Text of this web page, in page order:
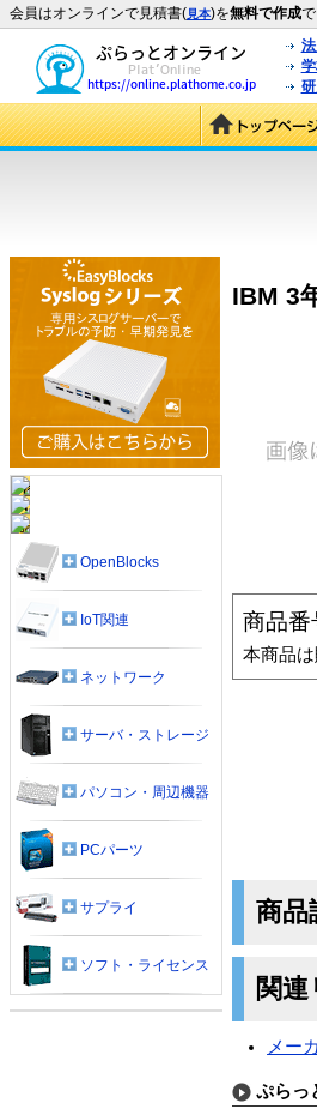
会員はオンラインで見積書(見本)を無料で作成
IBM 3
商品番
本商品
商品
関連
メー
ぷらっ
OpenBlocks
IoT関連
ネットワーク
サーバ・ストレージ
パソコン・周辺機器
PCパーツ
サプライ
ソフト・ライセンス